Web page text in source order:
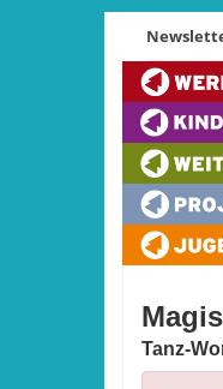
Tanz-